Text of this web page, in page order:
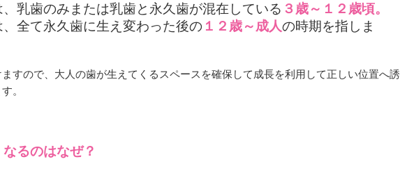
、乳歯のみまたは乳歯と永久歯が混在している ３歳～１２歳頃。
、全て永久歯に生え変わった後の １２歳～成人の時期を指しま
すので、大人の歯が生えてくるスペースを確保して成長を利用して正しい位置へ誘
。
るのはなぜ？